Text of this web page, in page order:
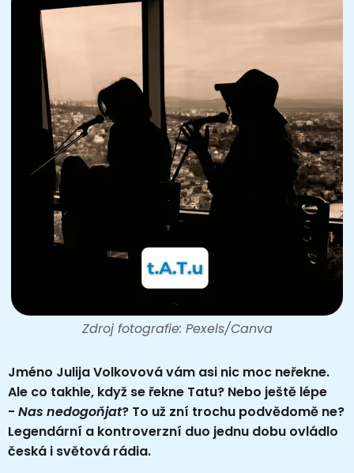
Zdroj fotografie: Pexels/Canva
Jméno Julija Volkovová vám asi nic moc neřekne.
Ale co takhle, když se řekne Tatu? Nebo ještě lépe
- Nas nedogoňjat? To už zní trochu podvědomě ne?
Legendární a kontroverzní duo jednu dobu ovládlo
česká i světová rádia.